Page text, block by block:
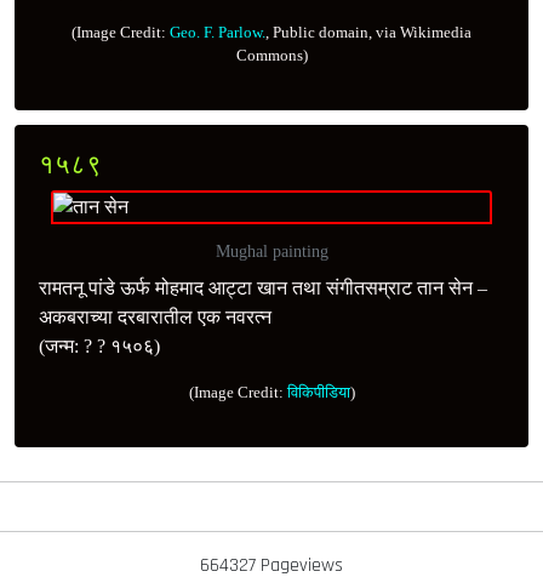
(Image Credit: Geo. F. Parlow. , Public domain, via Wikimedia
Commons)
१५८९
Mughal painting
रामतनू पांडे ऊर्फ मोहमाद आट्टा खान तथा संगीतसम्राट तान सेन –
अकबराच्या दरबारातील एक नवरत्‍न
(जन्म: ? ? १५०६)
(Image Credit:विकिपीडिया)
664327 Pageviews